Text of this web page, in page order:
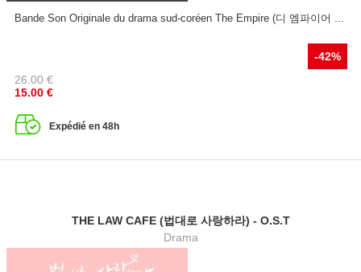
Bande Son Originale du drama sud-coréen The Empire (디 엠파이어 ...
-42%
26.00 €
15.00 €
Expédié en 48h
THE LAW CAFE (법대로 사랑하라) - O.S.T
Drama